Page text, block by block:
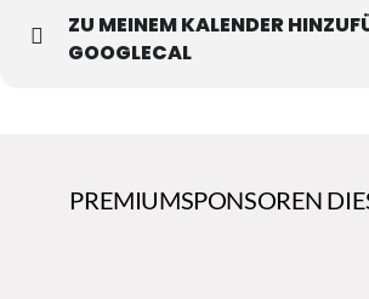
ZU MEINEM KALENDER
GOOGLECAL
PREMIUMSPONSOREN